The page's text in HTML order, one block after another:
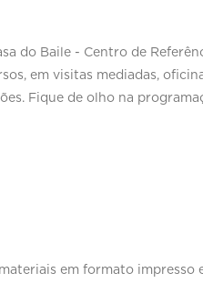
do Baile - Centro de
em visitas mediadas,
Fique de olho na
em formato impresso